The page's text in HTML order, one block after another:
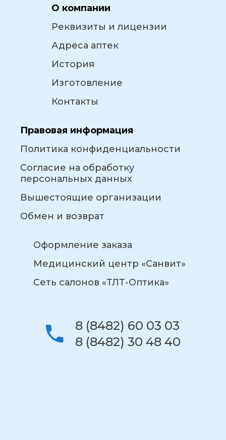
О компании
Реквизиты и лицензии
Адреса аптек
История
Изготовление
Контакты
Правовая информация
Политика конфиденциальности
Согласие на обработку
персональных данных
Вышестоящие организации
Обмен и возврат
Оформление заказа
Медицинский центр «Санвит»
Сеть салонов «ТЛТ-Оптика»
8 (8482) 60 03 03
8 (8482) 30 48 40